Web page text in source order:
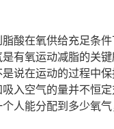
在氧供给充足条件
有氧运动减脂的关
说在运动的过程中
入空气的量并不恒
人能分配到多少氧